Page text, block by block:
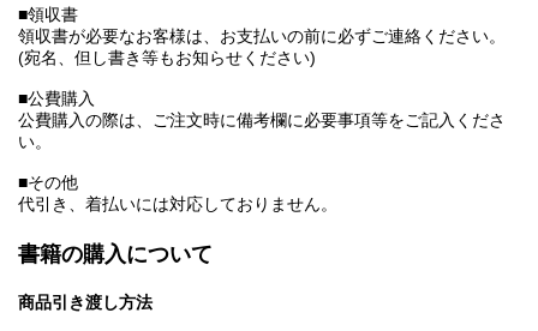
■領収書
領収書が必要なお客様は、お支払いの前に必ずご連絡ください。
(宛名、但し書き等もお知らせください)
■公費購入
公費購入の際は、ご注文時に備考欄に必要事項等をご記入くださ
い。
■その他
代引き、着払いには対応しておりません。
書籍の購入について
商品引き渡し方法